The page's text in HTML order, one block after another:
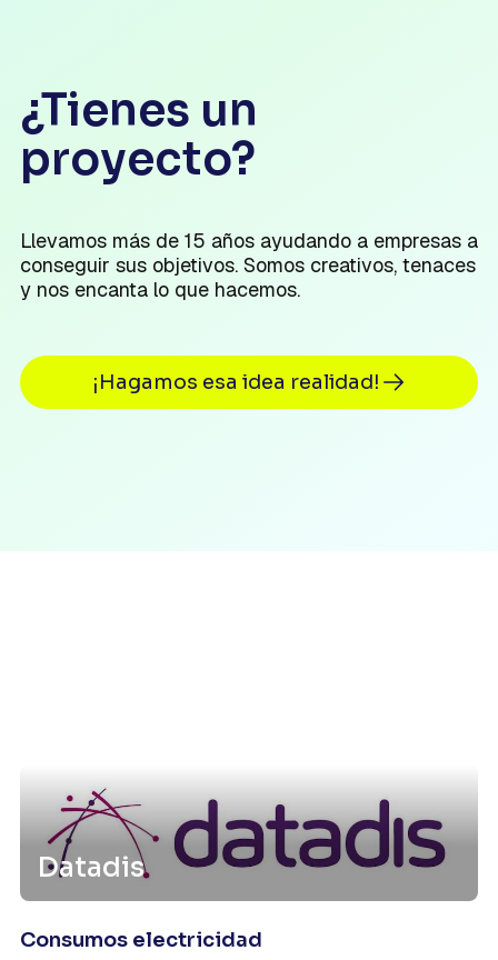
¿Tienes un
proyecto?
Llevamos más de 15 años ayudando a empresas a
conseguir sus objetivos. Somos creativos, tenaces
y nos encanta lo que hacemos.
¡Hagamos esa idea realidad!
Datadis
Consumos electricidad